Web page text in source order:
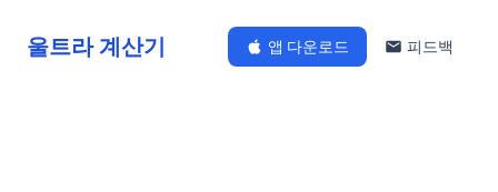
울트라 계산기 앱 다운로드 피드백